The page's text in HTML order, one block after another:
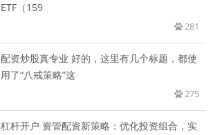
ETF（159
281
配资炒股真专业 好的，这里有几个标题，都使
用了“八戒策略”这
275
杠杆开户 资管配资新策略：优化投资组合，实